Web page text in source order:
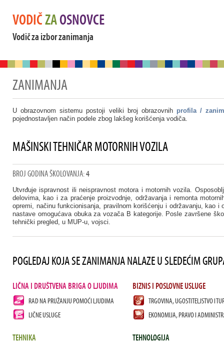
VODIČZAOSNOVCE
Vodič za izbor zanimanja
ZANIMANJA
U obrazovnom sistemu postoji veliki broj obrazovnih profila /
pojednostavljen način podele zbog lakšeg korišćenja vodiča.
MAŠINSKI TEHNIČAR MOTORNIH VOZILA
BROJ GODINA ŠKOLOVANJA:4
Utvrđuje ispravnost ili neispravnost motora i motornih vozila.
delovima, kao i za praćenje proizvodnje, održavanja i remonta
opremi, načinu funkcionisanja, pravilnom korišćenju i održavanju, kao
nastave omogućava obuka za vozača B kategorije. Posle završene
tehnički pregled, u MUP-u, vojsci.
POGLEDAJ KOJA SE ZANIMANJA NALAZE U SLEDEĆIM
LIČNA I DRUŠTVENA BRIGA O LJUDIMA
RAD NA PRUŽANJU POMOĆI LJUDIMA
LIČNE USLUGE
BIZNIS I POSLOVNE USLUGE
TRGOVINA, UGOSTITELJSTVO I
EKONOMIJA, PRAVO I
TEHNIKA TEHNOLOGIJA